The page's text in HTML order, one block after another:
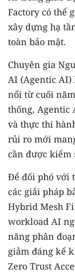
Factory có thể
xây dựng hạ
toàn bảo mật.
Chuyên gia
AI (Agentic
nổi từ cuối
thống, Agentic
và thực thi
rủi ro mới
cần được kiểm
Để đối phó với
các giải pháp
Hybrid Mesh
workload AI
năng phân
giảm đáng kể
Zero Trust